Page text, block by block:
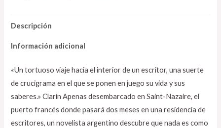
Descripción
Información adicional
«Un tortuoso viaje hacia el interior de un escritor, una suerte
de crucigrama en el que se ponen en juego su vida y sus
saberes.» Clarín Apenas desembarcado en Saint-Nazaire, el
puerto francés donde pasará dos meses en una residencia de
escritores, un novelista argentino descubre que nada es como